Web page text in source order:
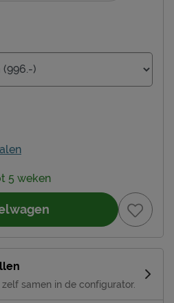
5 weken
samen in de configurator.